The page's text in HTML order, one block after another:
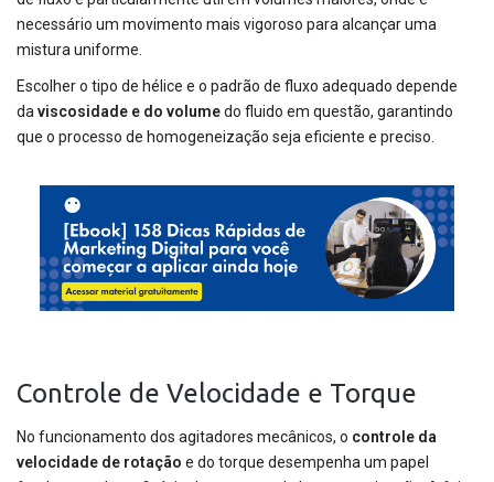
necessário um movimento mais vigoroso para alcançar uma
mistura uniforme.
Escolher o tipo de hélice e o padrão de fluxo adequado depende
daviscosidade e do volumedo fluido em questão, garantindo
que o processo de homogeneização seja eficiente e preciso.
Controle de Velocidade e Torque
No funcionamento dos agitadores mecânicos, o controle da
velocidade de rotação e do torque desempenha um papel